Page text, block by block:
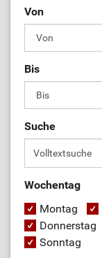
Von
Bis
Suche
Wochentag
Montag
Donnerstag
Sonntag